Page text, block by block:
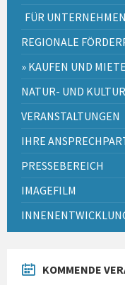
FÜR UNTERNEHMEN
REGIONALE
» KAUFEN UND
NATUR- UND
VERANSTALTUNGEN
IHRE
PRESSEBEREICH
IMAGEFILM
KOMMENDE